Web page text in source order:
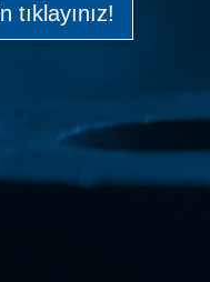
tıklayınız!